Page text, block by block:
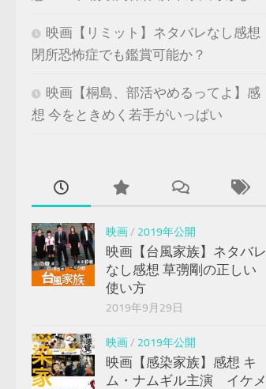
映画【リミット】ネタバレなし感想
閉所恐怖症でも鑑賞可能か？
映画【桐島、部活やめるってよ】感
想 今をときめく若手がいっぱい
映画/ 2019年公開
映画【台風家族】ネタバレ
なし感想 草彅剛の正しい
使い方
2019年9月29日
映画/ 2019年公開
映画【感染家族】感想 キ
ム・ナムギル主演 イケメ